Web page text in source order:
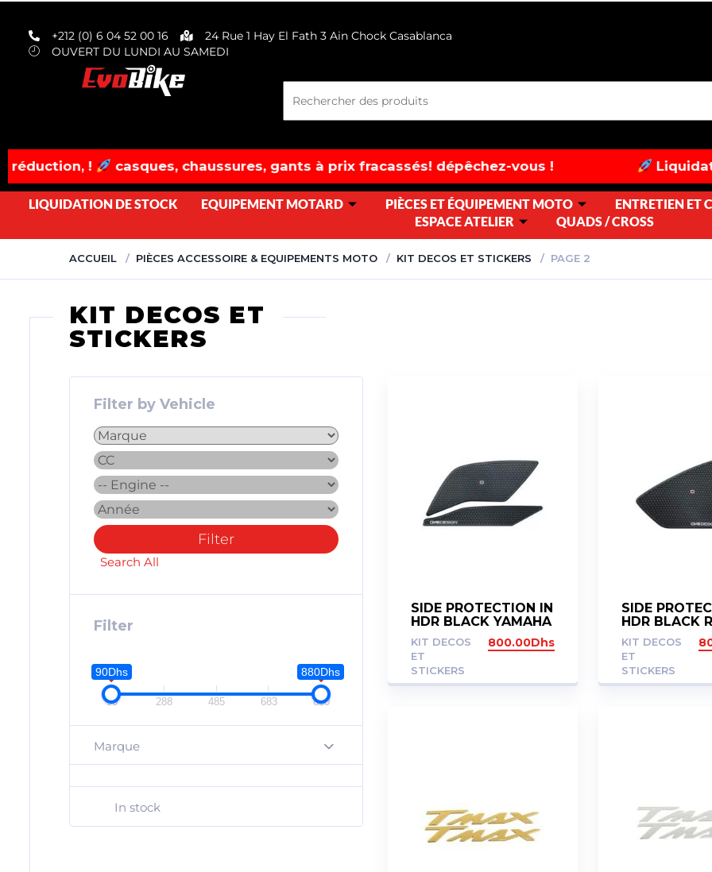
+212 (0) 6 04 52 00 16
24 Rue 1 Hay El Fath 3 Ain Chock Casablanca
OUVERT DU LUNDI AU SAMEDI
chaussures, gants à prix fracassés! dépêchez-vous ! Liquidation
LIQUIDATION DE STOCK EQUIPEMENT MOTARD PIÈCES ET ÉQUIPEMENT MOTO ENTRETIEN ET
ESPACE ATELIER
QUADS / CROSS
ACCUEIL PIÈCES ACCESSOIRE & EQUIPEMENTS MOTO KIT DECOS ET STICKERS PAGE 2
KIT DECOS ET
STICKERS
Filter by Vehicle
Filter
Search All
Filter
90Dhs 880Dhs
90 288 485 683 880
Marque
+
In stock
SIDE PROTECTION IN
HDR BLACK YAMAHA
R1 / R1M ’15-’19
KIT DECOS
ET
STICKERS
800.00Dhs
SIDE
HDR BLACK
GS 2013-2018
KIT DECOS
ET
STICKERS